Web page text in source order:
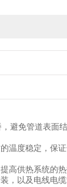
避免管道表面
温度稳定，保
高供热系统的热
，以及电线电